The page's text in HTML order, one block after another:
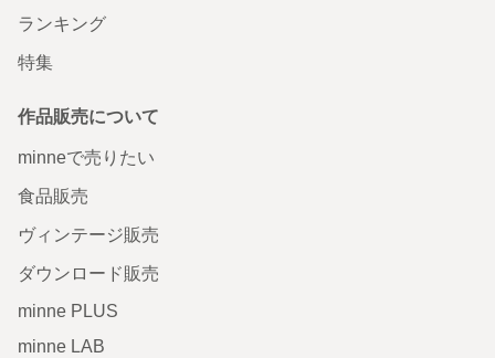
ランキング
特集
作品販売について
minneで売りたい
食品販売
ヴィンテージ販売
ダウンロード販売
minne PLUS
minne LAB